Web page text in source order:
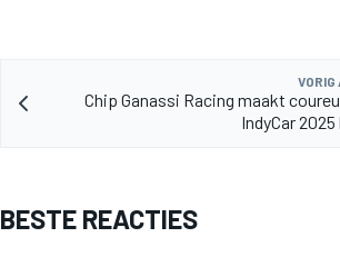
Chip Ganassi Racing maakt
IndyCar
BESTE REACTIES